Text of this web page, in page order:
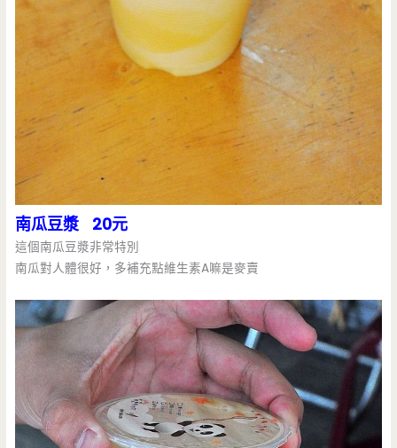
南瓜豆漿 20元
這個南瓜豆漿非常特別
南瓜對人體很好，多補充點維生素A嘛是麥賣